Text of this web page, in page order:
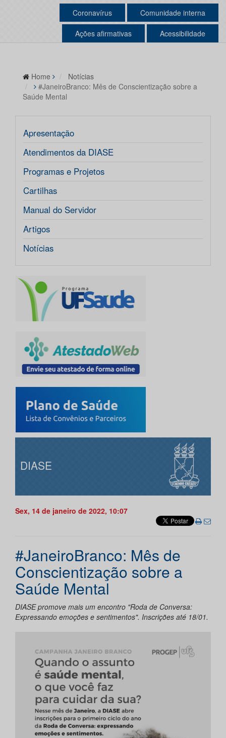
Coronavírus Comunidade interna
Ações afirmativas Acessibilidade
Home
Notícias
#JaneiroBranco: Mês de Conscientização sobre a
Saúde Mental
Apresentação
Atendimentos da DIASE
Programas e Projetos
Cartilhas
Manual do Servidor
Artigos
Notícias
DIASE
Sex, 14 de janeiro de 2022, 10:07
#JaneiroBranco: Mês de
Conscientização sobre a
Saúde Mental
DIASE promove mais um encontro "Roda de Conversa:
Expressando emoções e sentimentos". Inscrições até 18/01.